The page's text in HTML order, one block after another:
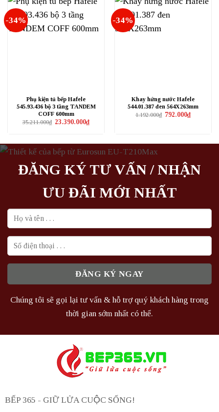
-34%
Phụ kiện tủ bếp Hafele
545.93.436 bộ 3 tầng TANDEM
COFF 600mm
35.211.000₫ Giá
23.390.000₫Giá
hiện
23.390.000₫.
-34%
Khay hứng nước Hafele
544.01.387 đen 564X263mm
1.192.000₫ Giá
792.000₫Giá
hiện
ĐĂNG KÝ TƯ VẤN / NHẬN
ƯU ĐÃI MỚI NHẤT
Chúng tôi sẽ gọi lại tư vấn & hỗ trợ quý khách hàng trong
thời gian sớm nhất có thể.
BẾP 365 - GIỮ LỬA CUỘC SỐNG!